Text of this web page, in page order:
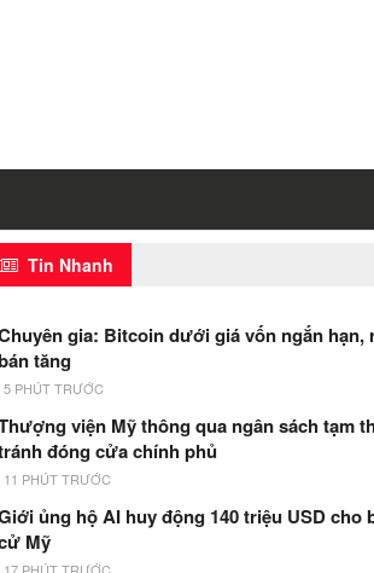
Tin Nhanh
gia: Bitcoin dưới giá vốn ngắn hạn,
tăng
5 PHÚT TRƯỚC
viện Mỹ thông qua ngân sách tạm
đóng cửa chính phủ
11 PHÚT TRƯỚC
ủng hộ AI huy động 140 triệu USD cho
Mỹ